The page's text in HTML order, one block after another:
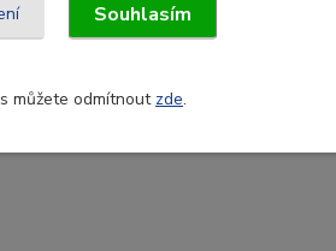
Souhlasím
můžete odmítnout zde.